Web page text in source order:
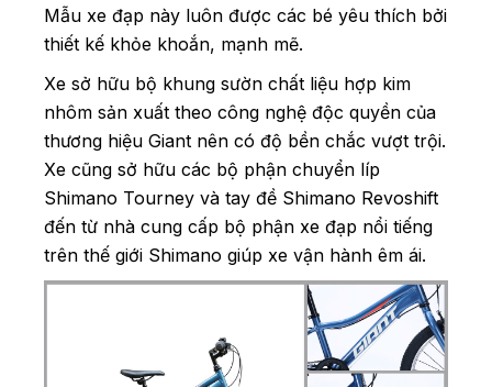
Mẫu xe đạp này luôn được các bé yêu thích bởi
thiết kế khỏe khoắn, mạnh mẽ.
Xe sở hữu bộ khung sườn chất liệu hợp kim
nhôm sản xuất theo công nghệ độc quyền của
thương hiệu Giant nên có độ bền chắc vượt trội.
Xe cũng sở hữu các bộ phận chuyển líp
Shimano Tourney và tay đề Shimano Revoshift
đến từ nhà cung cấp bộ phận xe đạp nổi tiếng
trên thế giới Shimano giúp xe vận hành êm ái.